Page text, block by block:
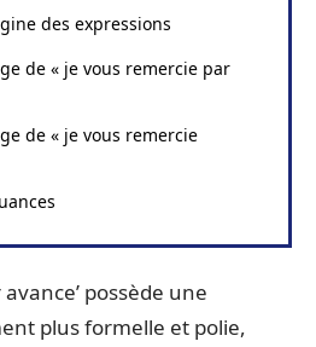
des expressions
de « je vous remercie par
de « je vous remercie
possède une
plus formelle et polie,